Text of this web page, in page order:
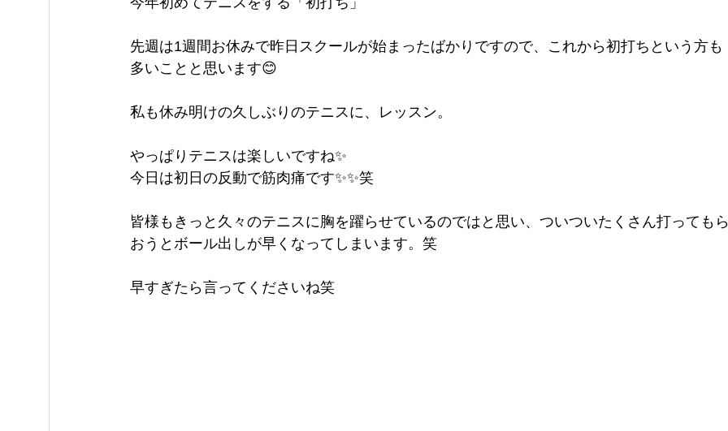
先週は1週間お休みで昨日スクールが始まったばかりですので、これから初打ちという方も
多いことと思います😊
私も休み明けの久しぶりのテニスに、レッスン。
やっぱりテニスは楽しいですね✨
今日は初日の反動で筋肉痛です✨✨笑
皆様もきっと久々のテニスに胸を躍らせているのではと思い、ついついたくさん打っても
おうとボール出しが早くなってしまいます。笑
早すぎたら言ってくださいね笑